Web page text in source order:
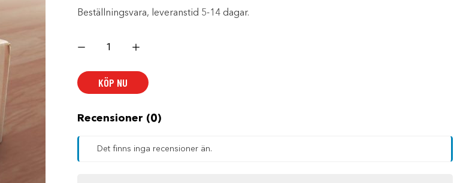
Beställningsvara, leveranstid 5-14 dagar.
FILTER
mängd
KÖP NU
Recensioner (0)
Det finns inga recensioner än.